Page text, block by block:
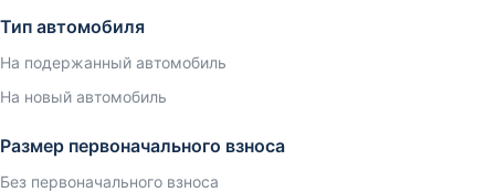
Тип автомобиля
На подержанный автомобиль
На новый автомобиль
Размер первоначального взноса
Без первоначального взноса